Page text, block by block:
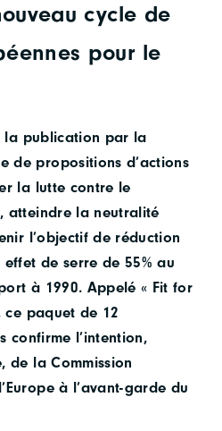
cycle de
pour le
la publication par la
de propositions d’actions
la lutte contre le
atteindre la neutralité
l’objectif de réduction
de serre de 55% au
à 1990. Appelé « Fit for
ce paquet de 12
confirme l’intention,
de la Commission
à l’avant-garde du